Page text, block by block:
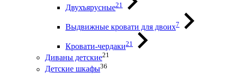
Двухъярусные21
Выдвижные кровати для двоих7
Кровати-чердаки21
Диваны детские21
Детские шкафы36